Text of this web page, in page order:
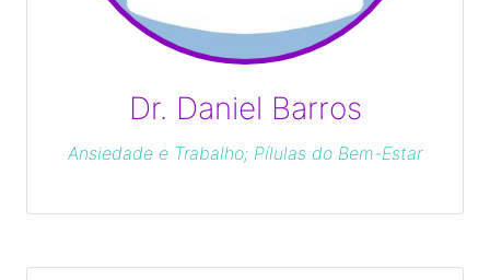
Dr. Daniel Barros
Ansiedade e Trabalho; Pílulas do Bem-Estar